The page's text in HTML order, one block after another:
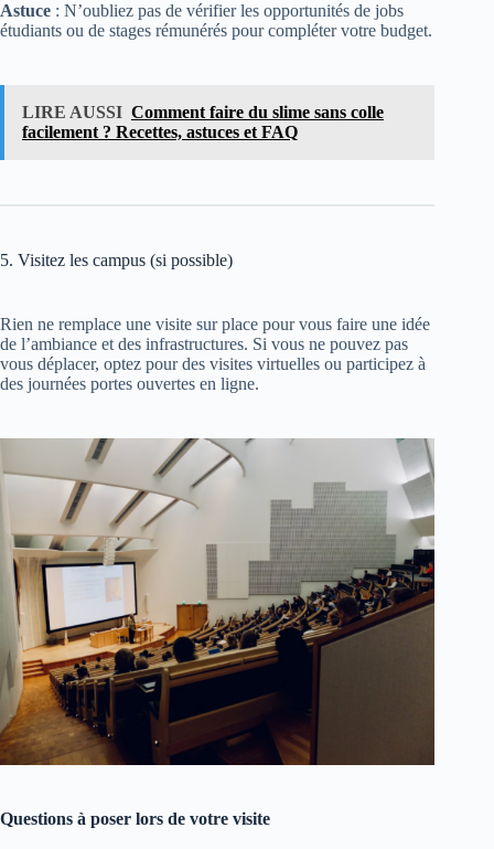
Astuce : N’oubliez pas de vérifier les opportunités de jobs
étudiants ou de stages rémunérés pour compléter votre budget.
LIRE AUSSI Comment faire du slime sans colle
facilement ? Recettes, astuces et FAQ
5. Visitez les campus (si possible)
Rien ne remplace une visite sur place pour vous faire une idée
de l’ambiance et des infrastructures. Si vous ne pouvez pas
vous déplacer, optez pour des visites virtuelles ou participez à
des journées portes ouvertes en ligne.
Questions à poser lors de votre visite